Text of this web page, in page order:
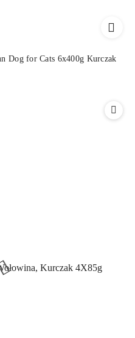
Dog for Cats 6x400g Kurczak